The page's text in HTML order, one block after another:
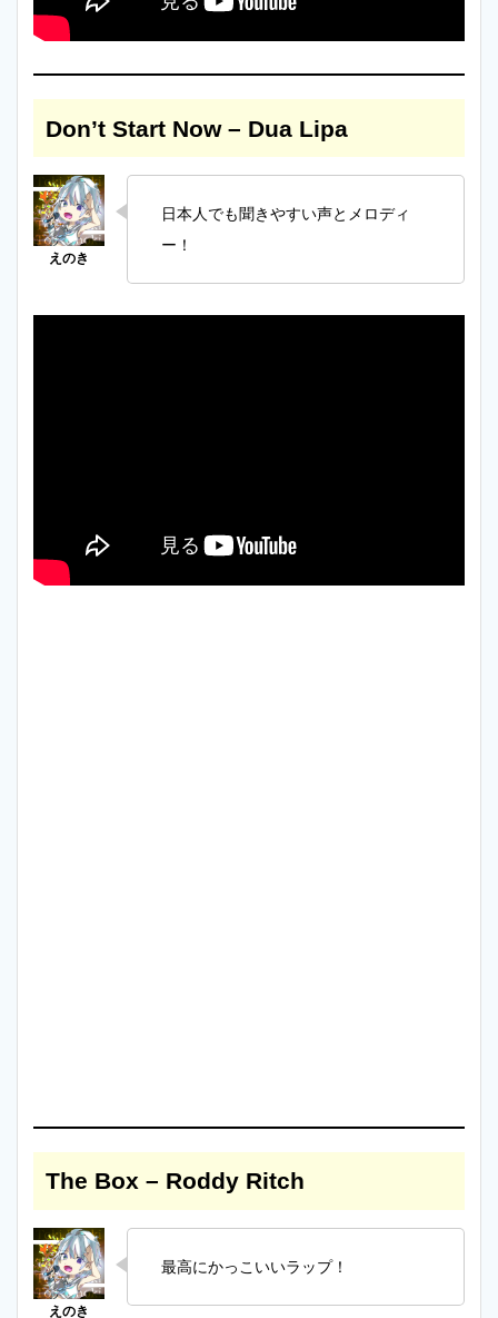
Don’t Start Now – Dua Lipa
日本人でも聞きやすい声とメロディ
ー！
The Box – Roddy Ritch
最高にかっこいいラップ！